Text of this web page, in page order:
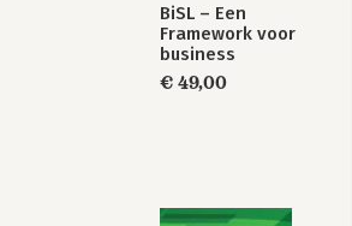
BiSL – Een
Framework voor
business
€ 49,00